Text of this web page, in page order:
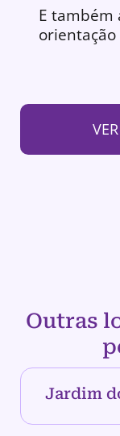
E também
orientação
Outras
Jardim